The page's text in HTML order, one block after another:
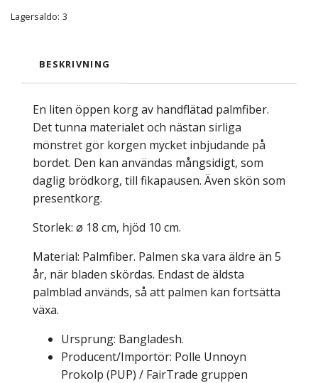
Lagersaldo: 3
BESKRIVNING
En liten öppen korg av handflätad palmfiber.
Det tunna materialet och nästan sirliga
mönstret gör korgen mycket inbjudande på
bordet. Den kan användas mångsidigt, som
daglig brödkorg, till fikapausen. Även skön som
presentkorg.
Storlek: ø 18 cm, hjöd 10 cm.
Material: Palmfiber. Palmen ska vara äldre än 5
år, när bladen skördas. Endast de äldsta
palmblad används, så att palmen kan fortsätta
växa.
Ursprung: Bangladesh.
Producent/Importör: Polle Unnoyn
Prokolp (PUP) / FairTrade gruppen